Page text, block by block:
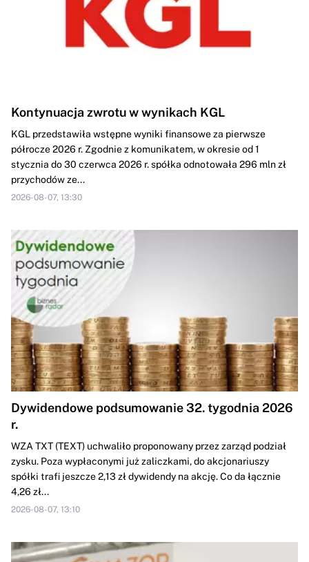
Kontynuacja zwrotu w wynikach KGL
KGL przedstawiła wstępne wyniki finansowe za pierwsze
półrocze 2026 r. Zgodnie z komunikatem, w okresie od 1
stycznia do 30 czerwca 2026 r. spółka odnotowała 296 mln zł
przychodów ze...
2026-08-07, 13:30
Dywidendowe podsumowanie 32. tygodnia 2026
r.
WZA TXT (TEXT) uchwaliło proponowany przez zarząd podział
zysku. Poza wypłaconymi już zaliczkami, do akcjonariuszy
spółki trafi jeszcze 2,13 zł dywidendy na akcję. Co da łącznie
4,26 zł...
2026-08-07, 13:10